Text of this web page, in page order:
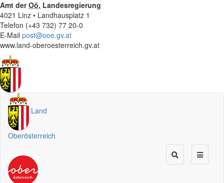
Amt derOö. Landesregierung
4021 Linz • Landhausplatz 1
Telefon (+43 732) 77 20-0
E-Mail post@ooe.gv.at
www.land-oberoesterreich.gv.at
Land
Oberösterreich